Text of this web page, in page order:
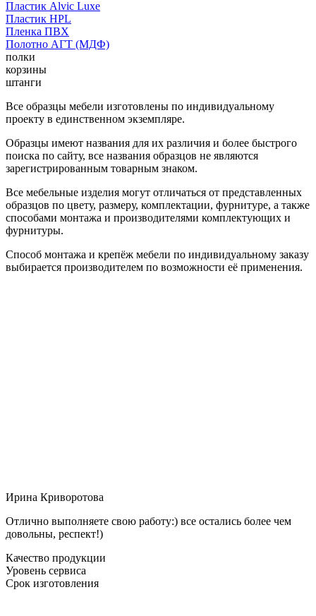
Пластик Alvic Luxe
Пластик HPL
Пленка ПВХ
Полотно АГТ (МДФ)
полки
корзины
штанги
Все образцы мебели изготовлены по индивидуальному
проекту в единственном экземпляре.
Образцы имеют названия для их различия и более быстрого
поиска по сайту, все названия образцов не являются
зарегистрированным товарным знаком.
Все мебельные изделия могут отличаться от представленных
образцов по цвету, размеру, комплектации, фурнитуре, а также
способами монтажа и производителями комплектующих и
фурнитуры.
Способ монтажа и крепёж мебели по индивидуальному заказу
выбирается производителем по возможности её применения.
Ирина Криворотова
Отлично выполняете свою работу:) все остались более чем
довольны, респект!)
Качество продукции
Уровень сервиса
Срок изготовления